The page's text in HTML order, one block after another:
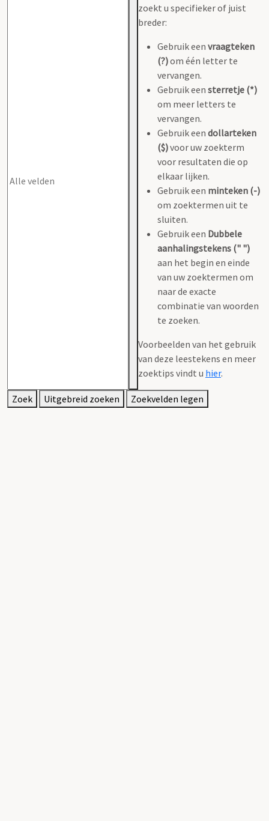
zoekt u specifieker of juist
breder:
Gebruik een vraagteken
(?)om één letter te
vervangen.
Gebruik een sterretje (*)
om meer letters te
vervangen.
Gebruik een dollarteken
($)voor uw zoekterm
voor resultaten die op
elkaar lijken.
Gebruik een minteken (-)
om zoektermen uit te
sluiten.
Gebruik een Dubbele
aanhalingstekens (" ")
aan het begin en einde
van uw zoektermen om
naar de exacte
combinatie van woorden
te zoeken.
Voorbeelden van het gebruik
van deze leestekens en meer
zoektips vindt u hier.
Zoek Uitgebreid zoeken Zoekvelden legen